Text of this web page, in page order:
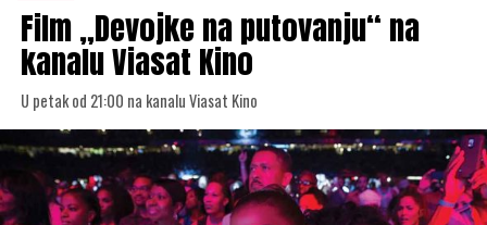
Film „Devojke na putovanju“ na
kanalu Viasat Kino
U petak od 21:00 na kanalu Viasat Kino